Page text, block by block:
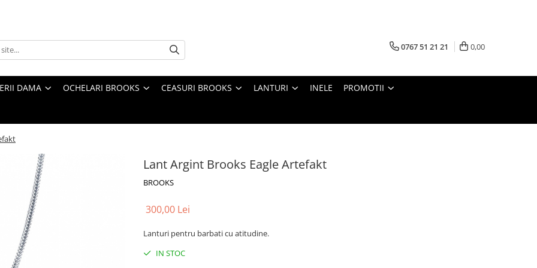
0767 51 21 21 0,00
DAMA OCHELARI BROOKS CEASURI BROOKS LANTURI INELE PROMOTII
Lant Argint Brooks Eagle Artefakt
BROOKS
300,00 Lei
Lanturi pentru barbati cu atitudine.
IN STOC